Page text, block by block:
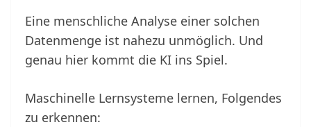
Eine menschliche Analyse einer solchen
Datenmenge ist nahezu unmöglich. Und
genau hier kommt die KI ins Spiel.
Maschinelle Lernsysteme lernen, Folgendes
zu erkennen: